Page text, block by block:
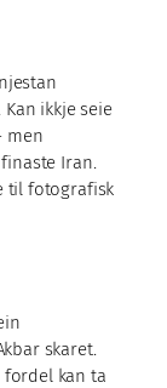
ikkje seie
men
Iran.
til fotografisk
skaret.
fordel kan ta